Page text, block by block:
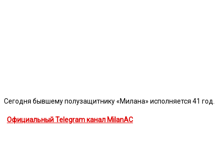
Сегодня бывшему полузащитнику «Милана» исполняется 41 год.
Официальный Telegram канал MilanAC